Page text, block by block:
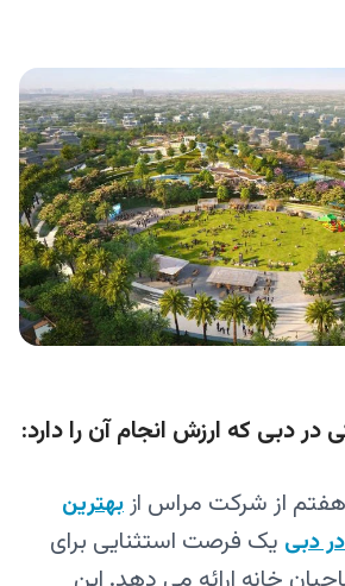
در دبی که ارزش انجام آن را دارد:
هفتم از شرکت مراس ازبهترین
دبی یک فرصت استثنایی برای